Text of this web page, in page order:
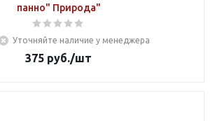
панно" Природа"
Уточняйте наличие у менеджера
375 руб./шт